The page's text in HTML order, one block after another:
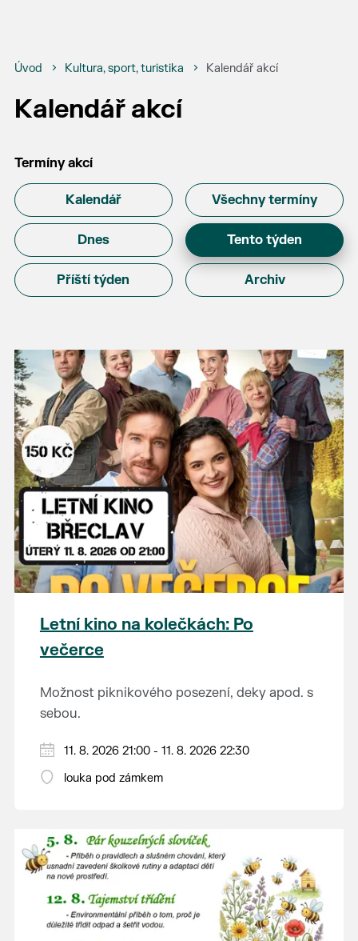
Úvod Kultura, sport, turistika Kalendář akcí
Kalendář akcí
Termíny akcí
Kalendář Všechny termíny
Dnes Tento týden
Příští týden Archiv
Letní kino na kolečkách: Po
večerce
Možnost piknikového posezení, deky apod. s
sebou.
V případě nepřízně počasí se promítání ruší.
Kino otevřeno hodinu před promítáním,
11. 8. 2026 21:00 - 11. 8. 2026 22:30
louka pod zámkem